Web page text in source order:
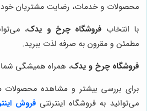
محصولات و خدمات، رضایت مشتریان خود
با انتخاب فروشگاه چرخ و یدک،
مطمئن و مقرون به صرفه لذت ببرید.
فروشگاه چرخ و یدک، همراه همیشگی شما
برای بررسی بیشتر و مشاهده محصولات
می‌توانید به فروشگاه اینترنتیفروش